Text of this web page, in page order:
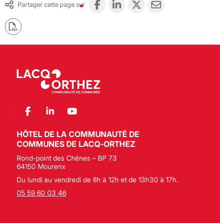
Partager cette page sur
HÔTEL DE LA COMMUNAUTÉ DE
COMMUNES DE LACQ-ORTHEZ
Rond-point des Chênes – BP 73
64150 Mourenx
Du lundi au vendredi de 8h à 12h et de 13h30 à 17h.
05 59 60 03 46